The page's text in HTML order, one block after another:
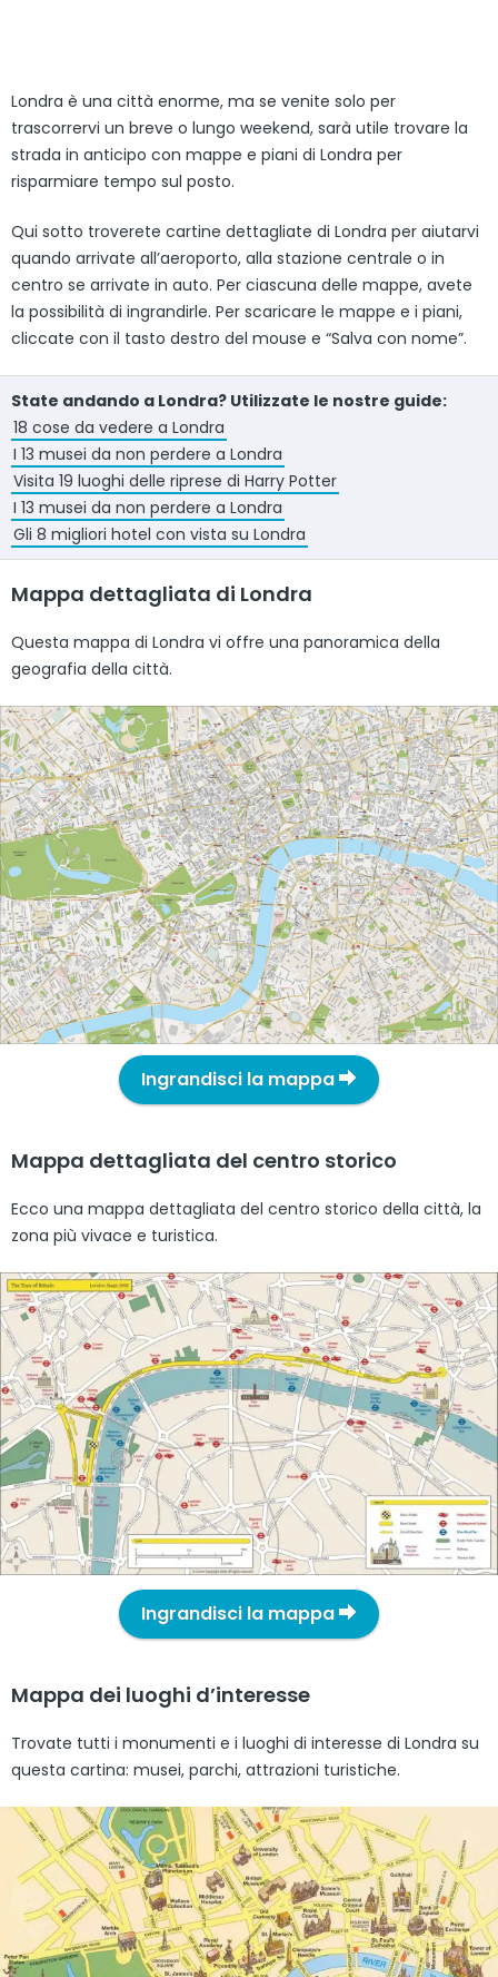
Londra è una città enorme, ma se venite solo per
trascorrervi un breve o lungo weekend, sarà utile trovare la
strada in anticipo con mappe e piani di Londra per
risparmiare tempo sul posto.
Qui sotto troverete cartine dettagliate di Londra per aiutarvi
quando arrivate all’aeroporto, alla stazione centrale o in
centro se arrivate in auto. Per ciascuna delle mappe, avete
la possibilità di ingrandirle. Per scaricare le mappe e i piani,
cliccate con il tasto destro del mouse e “Salva con nome”.
State andando a Londra? Utilizzate le nostre guide:
18 cose da vedere a Londra
I 13 musei da non perdere a Londra
Visita 19 luoghi delle riprese di Harry Potter
I 13 musei da non perdere a Londra
Gli 8 migliori hotel con vista su Londra
Mappa dettagliata di Londra
Questa mappa di Londra vi offre una panoramica della
geografia della città.
Ingrandisci la mappa
Mappa dettagliata del centro storico
Ecco una mappa dettagliata del centro storico della città, la
zona più vivace e turistica.
Ingrandisci la mappa
Mappa dei luoghi d’interesse
Trovate tutti i monumenti e i luoghi di interesse di Londra su
questa cartina: musei, parchi, attrazioni turistiche.